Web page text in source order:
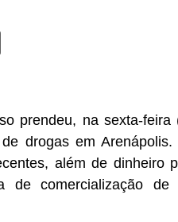
prendeu, na sexta-
drogas em
além de dinheiro
de comercialização